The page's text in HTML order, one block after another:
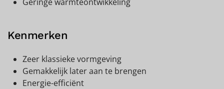
Kenmerken
Zeer klassieke vormgeving
Gemakkelijk later aan te brengen
Energie-efficiënt